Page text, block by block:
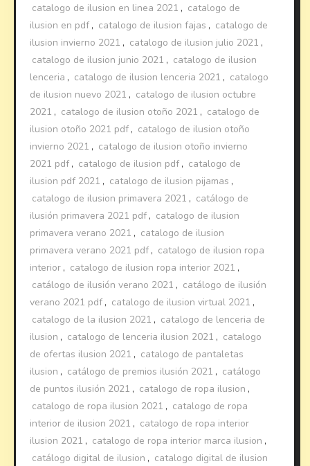
catalogo de ilusion en linea 2021 , catalogo de
ilusion en pdf , catalogo de ilusion fajas , catalogo de
ilusion invierno 2021 , catalogo de ilusion julio 2021 ,
catalogo de ilusion junio 2021 , catalogo de ilusion
lenceria , catalogo de ilusion lenceria 2021 , catalogo
de ilusion nuevo 2021 , catalogo de ilusion octubre
2021 , catalogo de ilusion otoño 2021 , catalogo de
ilusion otoño 2021 pdf , catalogo de ilusion otoño
invierno 2021 , catalogo de ilusion otoño invierno
2021 pdf , catalogo de ilusion pdf , catalogo de
ilusion pdf 2021 , catalogo de ilusion pijamas ,
catalogo de ilusion primavera 2021 , catálogo de
ilusión primavera 2021 pdf , catalogo de ilusion
primavera verano 2021 , catalogo de ilusion
primavera verano 2021 pdf , catalogo de ilusion ropa
interior , catalogo de ilusion ropa interior 2021 ,
catálogo de ilusión verano 2021 , catálogo de ilusión
verano 2021 pdf , catalogo de ilusion virtual 2021 ,
catalogo de la ilusion 2021 , catalogo de lenceria de
ilusion , catalogo de lenceria ilusion 2021 , catalogo
de ofertas ilusion 2021 , catalogo de pantaletas
ilusion , catálogo de premios ilusión 2021 , catálogo
de puntos ilusión 2021 , catalogo de ropa ilusion ,
catalogo de ropa ilusion 2021 , catalogo de ropa
interior de ilusion 2021 , catalogo de ropa interior
ilusion 2021 , catalogo de ropa interior marca ilusion ,
catálogo digital de ilusion , catalogo digital de ilusion